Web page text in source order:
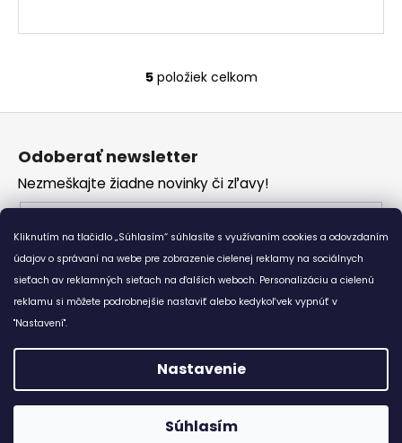
Kliknutím na tlačidlo „Súhlasím“ súhlasíte s využívaním cookies a odovzdaním
údajov o správaní na webe pre zobrazenie cielenej reklamy na sociálnych
sieťach av reklamných sieťach na ďalších weboch. Personalizáciu a cielenú
reklamu si môžete podrobnejšie nastaviť alebo kedykoľvek vypnúť v
"Nastavení".
Nastavenie
Súhlasím
O
O
v
a
c
e
p
r
v
y
v
ý
p
i
5položiek celkom
ä
t
Odoberať newsletter
Nezmeškajte žiadne novinky či zľavy!
Vložením e-mailu súhlasíte spodmienkami
ochrany osobných údajov
PRIHLÁSIŤ SA
Bewear.sk. Všetky práva vyhradené.